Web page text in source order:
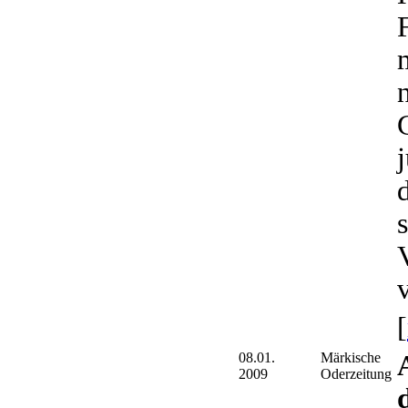
[
08.01.
2009
Märkische
Oderzeitung